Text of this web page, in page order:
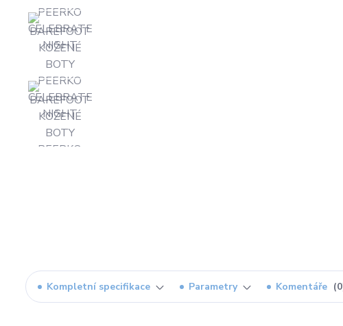
Kompletní specifikace Parametry Komentáře 0